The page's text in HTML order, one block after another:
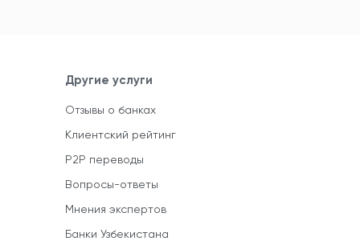
Другие услуги
Отзывы о банках
Клиентский рейтинг
P2P переводы
Вопросы-ответы
Мнения экспертов
Банки Узбекистана